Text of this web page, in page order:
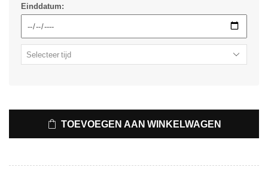
Einddatum:
TOEVOEGEN AAN WINKELWAGEN